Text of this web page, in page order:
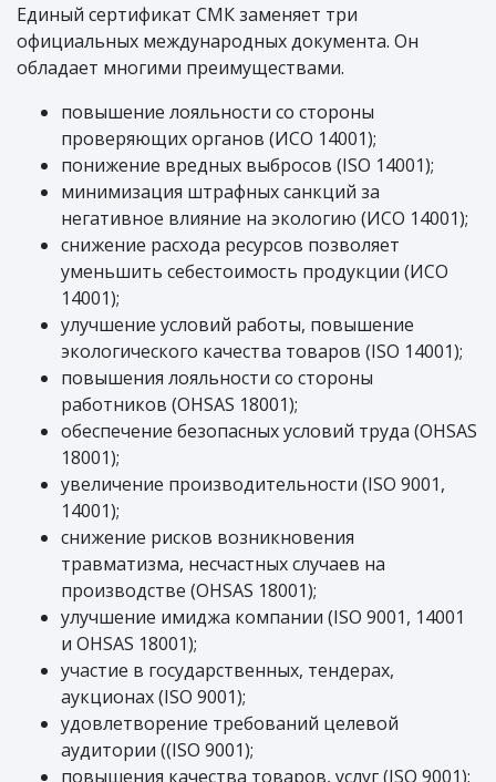
Единый сертификат СМК заменяет три
официальных международных документа. Он
обладает многими преимуществами.
повышение лояльности со стороны
проверяющих органов (ИСО 14001);
понижение вредных выбросов (ISO 14001);
минимизация штрафных санкций за
негативное влияние на экологию (ИСО 14001);
снижение расхода ресурсов позволяет
уменьшить себестоимость продукции (ИСО
14001);
улучшение условий работы, повышение
экологического качества товаров (ISO 14001);
повышения лояльности со стороны
работников (OHSAS 18001);
обеспечение безопасных условий труда (OHSAS
18001);
увеличение производительности (ISO 9001,
14001);
снижение рисков возникновения
травматизма, несчастных случаев на
производстве (OHSAS 18001);
улучшение имиджа компании (ISO 9001, 14001
и OHSAS 18001);
участие в государственных, тендерах,
аукционах (ISO 9001);
удовлетворение требований целевой
аудитории ((ISO 9001);
повышения качества товаров, услуг (ISO 9001);